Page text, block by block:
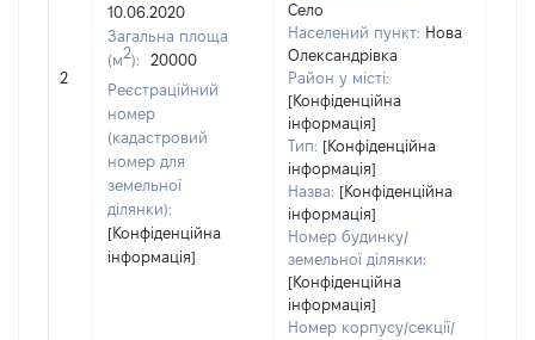
2
10.06.2020
Загальна площа
(м2):
20000
Реєстраційний
номер
(кадастровий
номер для
земельної
ділянки):
[Конфіденційна
інформація]
Село
Населений пункт: Нова
Олександрівка
Район у місті:
[Конфіденційна
інформація]
Тип: [Конфіденційна
інформація]
Назва: [Конфіденційна
інформація]
Номер будинку/
земельної ділянки:
[Конфіденційна
інформація]
Номер корпусу/секції/